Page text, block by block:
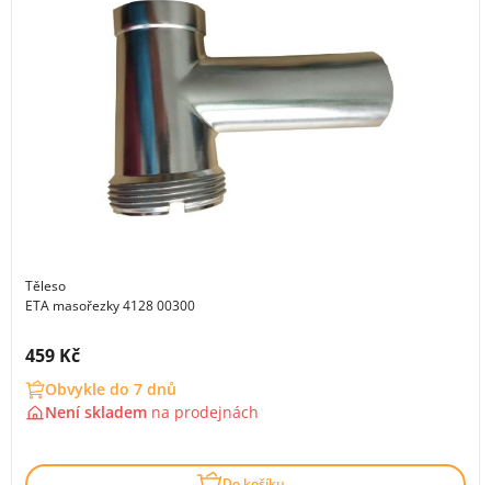
Těleso
ETA masořezky 4128 00300
Cena s DPH:
459 Kč
Obvykle do 7 dnů
Není skladem na prodejnách